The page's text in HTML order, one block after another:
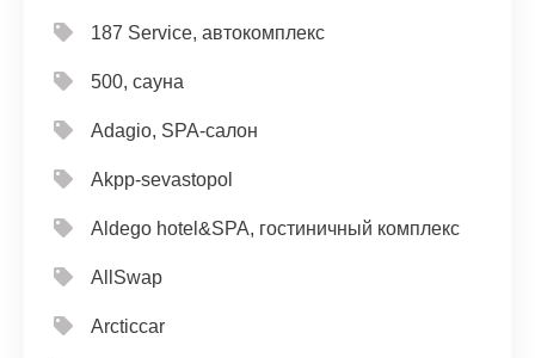
187 Service, автокомплекс
500, сауна
Adagio, SPA-салон
Akpp-sevastopol
Aldego hotel&SPA, гостиничный комплекс
AllSwap
Arcticcar